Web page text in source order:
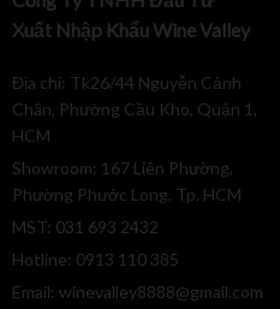
Xuất Nhập Khẩu Wine Valley
Địa chỉ: Tk26/44 Nguyễn Cảnh
Chân, Phường Cầu Kho, Quận 1,
HCM
Showroom: 167 Liên Phường,
Phường Phước Long, Tp. HCM
MST: 031 693 2432
Hotline: 0913 110 385
Email: winevalley8888@gmail.com